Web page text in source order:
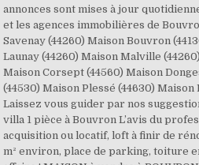
annonces sont mises à jour
et les agences immobilières de
Savenay (44260) Maison Bouvron
Launay (44260) Maison Malville
Maison Corsept (44560) Maison
(44530) Maison Plessé (44630) Maison
Laissez vous guider par nos
villa 1 pièce à Bouvron L’avis du
acquisition ou locatif, loft à finir de
m² environ, place de parking, toiture